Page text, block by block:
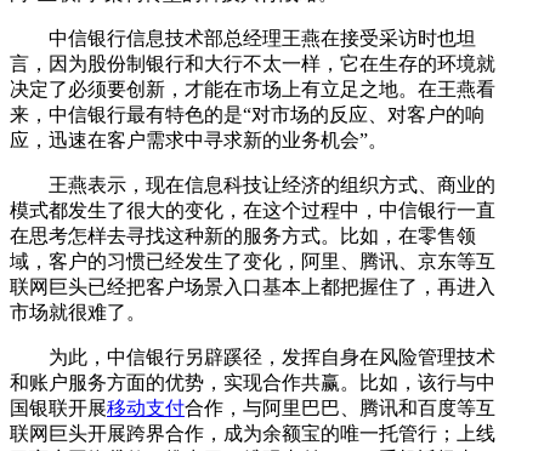
中信银行信息技术部总经理王燕在接受采访时也坦
言，因为股份制银行和大行不太一样，它在生存的环境就
决定了必须要创新，才能在市场上有立足之地。在王燕看
来，中信银行最有特色的是“对市场的反应、对客户的响
应，迅速在客户需求中寻求新的业务机会”。
王燕表示，现在信息科技让经济的组织方式、商业的
模式都发生了很大的变化，在这个过程中，中信银行一直
在思考怎样去寻找这种新的服务方式。比如，在零售领
域，客户的习惯已经发生了变化，阿里、腾讯、京东等互
联网巨头已经把客户场景入口基本上都把握住了，再进入
市场就很难了。
为此，中信银行另辟蹊径，发挥自身在风险管理技术
和账户服务方面的优势，实现合作共赢。比如，该行与中
国银联开展移动支付合作，与阿里巴巴、腾讯和百度等互
联网巨头开展跨界合作，成为余额宝的唯一托管行；上线